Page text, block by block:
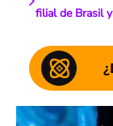
filial de Brasil